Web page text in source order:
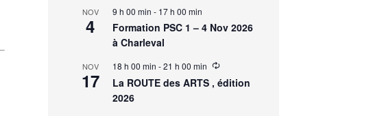
NOV
4
9 h 00 min - 17 h 00 min
Formation PSC 1 – 4 Nov 2026
à Charleval
NOV
17
18 h 00 min -21 h 00 min
La ROUTE des ARTS , édition
2026